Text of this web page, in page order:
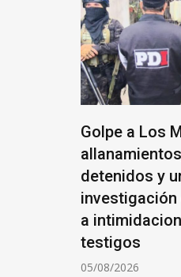
Golpe a Los
detenidos y
investigación
a
testigos
05/08/2026